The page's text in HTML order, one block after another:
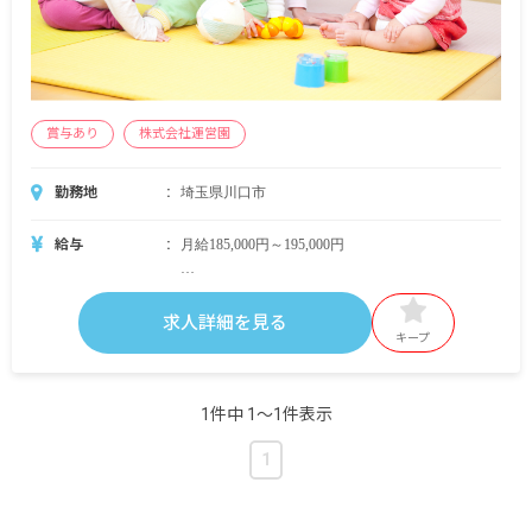
賞与あり 株式会社運営園
勤務地 埼玉県川口市
給与 月給185,000円～195,000円
・定期的に支給される手当
通勤手当 交通費規定内支給
求人詳細を見る
キープ
1件中 1〜1件表示
1